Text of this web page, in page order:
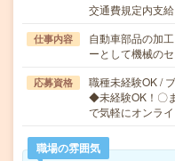
交通費規定内支給
仕事内容
自動車部品の加
ーとして機械の
応募資格
職種未経験OK /
◆未経験OK！〇
で気軽にオンラ
職場の雰囲気